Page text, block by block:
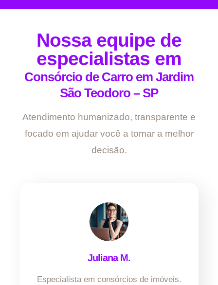
Nossa equipe de
especialistas em
Consórcio de Carro em Jardim
São Teodoro – SP
Atendimento humanizado, transparente e
focado em ajudar você a tomar a melhor
decisão.
Juliana M.
Especialista em consórcios de imóveis.